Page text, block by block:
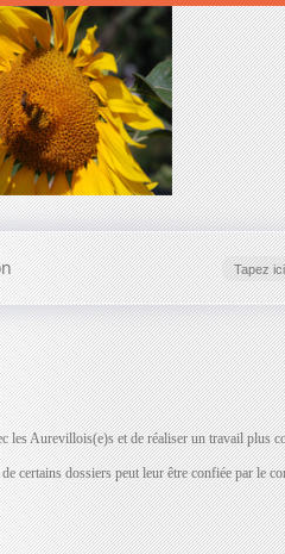
les Aurevillois(e)s et de réaliser un travail plus
certains dossiers peut leur être confiée par le